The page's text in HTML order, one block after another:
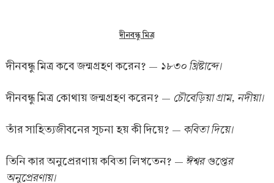
দীনবন্ধু মিত্র
দীনবন্ধু মিত্র কবে জন্মগ্রহণ করেন? — ১৮৩০ খ্রিষ্টাব্দে।
দীনবন্ধু মিত্র কোথায় জন্মগ্রহণ করেন? — চৌবেড়িয়া গ্রাম, নদীয়া।
তাঁর সাহিত্যজীবনের সূচনা হয় কী দিয়ে? — কবিতা দিয়ে।
তিনি কার অনুপ্রেরণায় কবিতা লিখতেন? — ঈশ্বর গুপ্তের
অনুপ্রেরণায়।